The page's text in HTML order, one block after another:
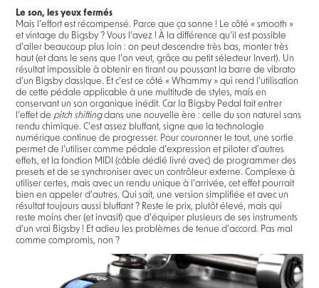
Le son, les yeux fermés
Mais l’effort est récompensé. Parce que ça sonne ! Le côté « smooth »
et vintage du Bigsby ? Vous l’avez ! À la différence qu’il est possible
d’aller beaucoup plus loin : on peut descendre très bas, monter très
haut (et dans le sens que l’on veut, grâce au petit sélecteur Invert). Un
résultat impossible à obtenir en tirant ou poussant la barre de vibrato
d’un Bigsby classique. Et c’est ce côté « Whammy » qui rend l’utilisation
de cette pédale applicable à une multitude de styles, mais en
conservant un son organique inédit. Car la Bigsby Pedal fait entrer
l’effet de pitch shiftingdans une nouvelle ère : celle du son naturel sans
rendu chimique. C’est assez bluffant, signe que la technologie
numérique continue de progresser. Pour couronner le tout, une sortie
permet de l’utiliser comme pédale d’expression et piloter d’autres
effets, et la fonction MIDI (câble dédié livré avec) de programmer des
presets et de se synchroniser avec un contrôleur externe. Complexe à
utiliser certes, mais avec un rendu unique à l’arrivée, cet effet pourrait
bien en appeler d’autres. Qui sait, une version simplifiée et avec un
résultat toujours aussi bluffant ? Reste le prix, plutôt élevé, mais qui
reste moins cher (et invasif) que d’équiper plusieurs de ses instruments
d’un vrai Bigsby ! Et adieu les problèmes de tenue d’accord. Pas mal
comme compromis, non ?